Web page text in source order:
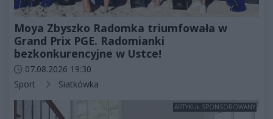
Moya Zbyszko Radomka triumfowała w
Grand Prix PGE. Radomianki
bezkonkurencyjne w Ustce!
Data dodania artykułu:
07.08.2026 19:30
Kategorie artykułu:
Sport Siatkówka
ARTYKUŁ SPONSOROWANY